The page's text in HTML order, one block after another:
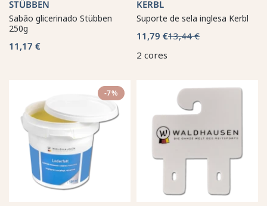
STÜBBEN
Sabão glicerinado Stübben
250g
11,17 €
KERBL
Suporte de sela inglesa Kerbl
11,79 €13,44 €
2 cores
-7%